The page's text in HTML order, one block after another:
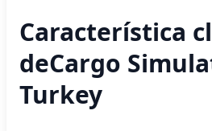
Característica
deCargo
Turkey